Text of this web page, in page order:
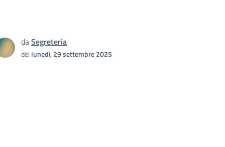
daSegreteria
dellunedì, 29 settembre 2025